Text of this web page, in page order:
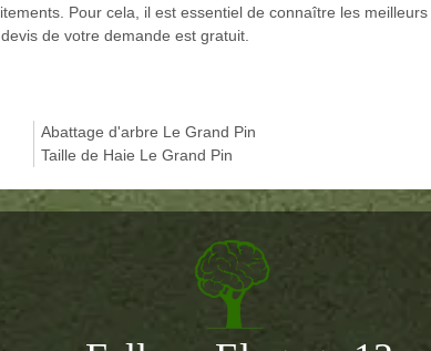
Pour cela, il est essentiel de connaître les meilleurs
de votre demande est gratuit.
Abattage d'arbre Le Grand Pin
Taille de Haie Le Grand Pin